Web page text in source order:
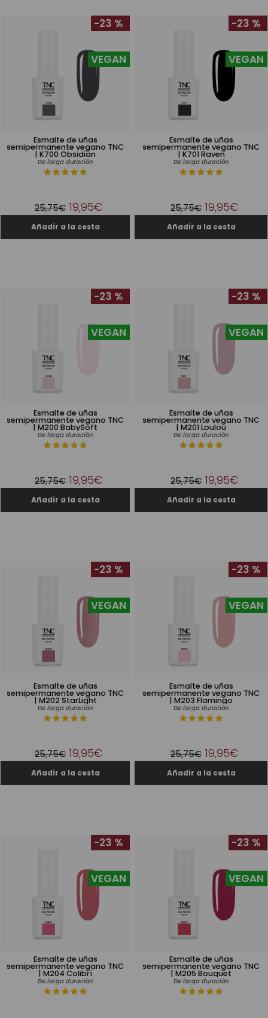
Esmalte de uñas
semipermanente vegano TNC
| K700 Obsidian
De larga duración
VEGAN
-23 %
25,75€ 19,95€
Esmalte de uñas
semipermanente vegano TNC
| K701 Raven
De larga duración
VEGAN
-23 %
25,75€ 19,95€
Esmalte de uñas
semipermanente vegano TNC
| M200 BabySoft
De larga duración
VEGAN
-23 %
25,75€ 19,95€
Esmalte de uñas
semipermanente vegano TNC
| M201 Loulou
De larga duración
VEGAN
-23 %
25,75€ 19,95€
Esmalte de uñas
semipermanente vegano TNC
| M202 StarLight
De larga duración
VEGAN
-23 %
25,75€ 19,95€
Esmalte de uñas
semipermanente vegano TNC
| M203 Flamingo
De larga duración
VEGAN
-23 %
25,75€ 19,95€
Esmalte de uñas
semipermanente vegano TNC
| M204 Colibrí
De larga duración
VEGAN
-23 %
Esmalte de uñas
semipermanente vegano TNC
| M205 Bouquet
De larga duración
VEGAN
-23 %